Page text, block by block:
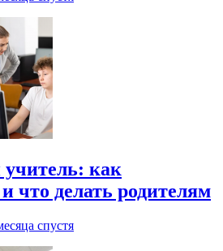
как
что делать родителям
спустя